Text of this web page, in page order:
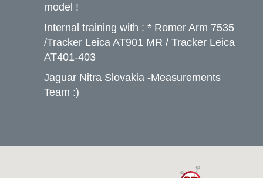
model !
Internal training with : * Romer Arm 7535
/Tracker Leica AT901 MR / Tracker Leica
AT401-403
Jaguar Nitra Slovakia -Measurements
Team :)